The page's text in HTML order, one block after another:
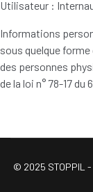
Utilisateur :
Informations
sous quelque
des personnes
de la loi n° 78-17 du
© 2025 STOPPIL -